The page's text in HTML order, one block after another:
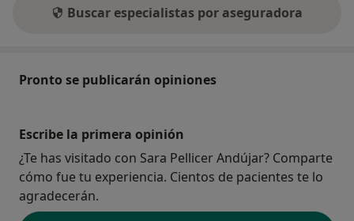
Buscar especialistas por aseguradora
Pronto se publicarán opiniones
Escribe la primera opinión
¿Te has visitado con Sara Pellicer Andújar? Comparte
cómo fue tu experiencia. Cientos de pacientes te lo
agradecerán.